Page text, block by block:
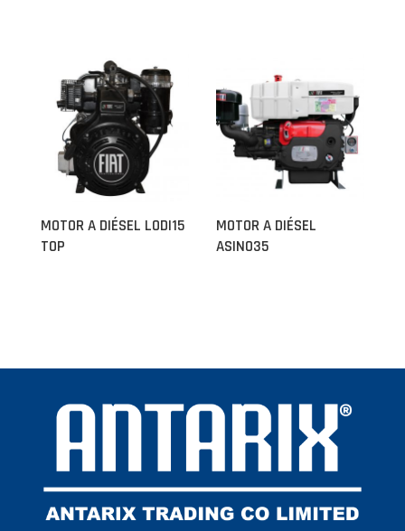
MOTOR A DIÉSEL LODI15
TOP
MOTOR A DIÉSEL
ASINO35